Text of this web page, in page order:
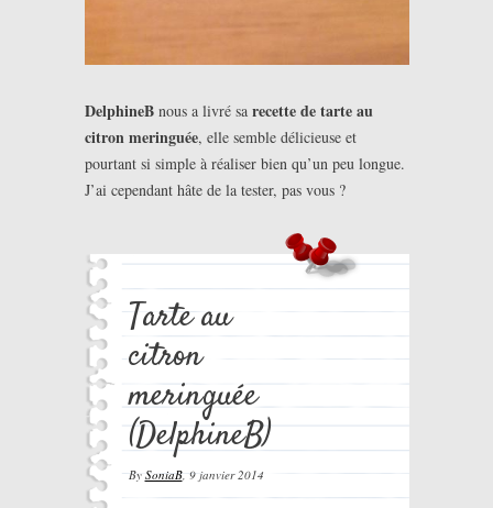
DelphineBnous a livré sarecette de tarte au
citron meringuée, elle semble délicieuse et
pourtant si simple à réaliser bien qu’un peu longue.
J’ai cependant hâte de la tester, pas vous ?
Tarte au
citron
meringuée
(DelphineB)
By SoniaB,9 janvier 2014